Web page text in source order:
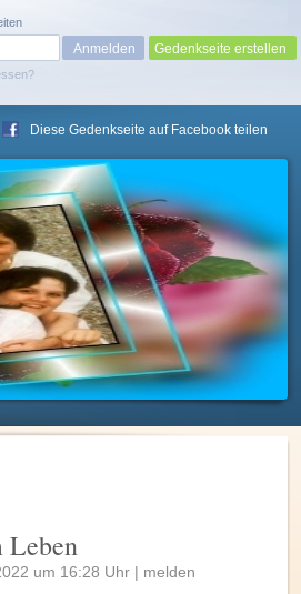
Gedenkseite erstellen
Diese Gedenkseite auf Facebook teilen
Leben
um 16:28 Uhr | melden